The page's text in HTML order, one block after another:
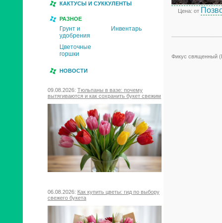
КАКТУСЫ И СУККУЛЕНТЫ
РАЗНОЕ
Грунт и
удобрения
Инвентарь
Цветочные
горшки
НОВОСТИ
09.08.2026: Тюльпаны в вазе: почему
вытягиваются и как сохранить букет свежим
06.08.2026: Как купить цветы: гид по выбору
свежего букета
Цена: от
Фикус священный